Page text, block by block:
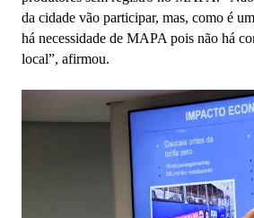
da cidade vão participar, mas, como é
há necessidade de MAPA pois não há
local”, afirmou.